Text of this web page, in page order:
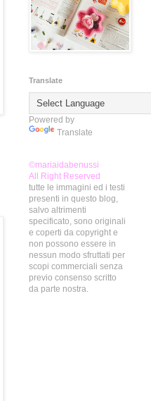
Translate
Powered by
Translate
©mariaidabenussi
All Right Reserved
tutte le immagini ed i testi
presenti in questo blog,
salvo altrimenti
specificato, sono originali
e coperti da copyright e
non possono essere in
nessun modo sfruttati per
scopi commerciali senza
previo consenso scritto
da parte nostra.